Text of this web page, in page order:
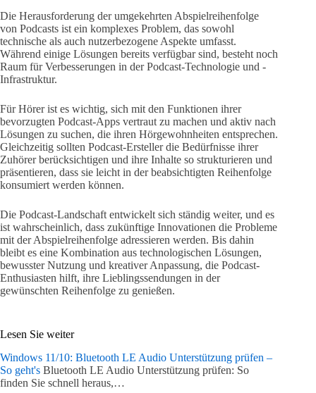
Die Herausforderung der umgekehrten Abspielreihenfolge
von Podcasts ist ein komplexes Problem, das sowohl
technische als auch nutzerbezogene Aspekte umfasst.
Während einige Lösungen bereits verfügbar sind, besteht noch
Raum für Verbesserungen in der Podcast-Technologie und -
Infrastruktur.
Für Hörer ist es wichtig, sich mit den Funktionen ihrer
bevorzugten Podcast-Apps vertraut zu machen und aktiv nach
Lösungen zu suchen, die ihren Hörgewohnheiten entsprechen.
Gleichzeitig sollten Podcast-Ersteller die Bedürfnisse ihrer
Zuhörer berücksichtigen und ihre Inhalte so strukturieren und
präsentieren, dass sie leicht in der beabsichtigten Reihenfolge
konsumiert werden können.
Die Podcast-Landschaft entwickelt sich ständig weiter, und es
ist wahrscheinlich, dass zukünftige Innovationen die Probleme
mit der Abspielreihenfolge adressieren werden. Bis dahin
bleibt es eine Kombination aus technologischen Lösungen,
bewusster Nutzung und kreativer Anpassung, die Podcast-
Enthusiasten hilft, ihre Lieblingssendungen in der
gewünschten Reihenfolge zu genießen.
Lesen Sie weiter
Windows 11/10: Bluetooth LE Audio Unterstützung prüfen –
So geht's Bluetooth LE Audio Unterstützung prüfen: So
finden Sie schnell heraus,…